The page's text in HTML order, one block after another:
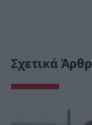
Σχετικά